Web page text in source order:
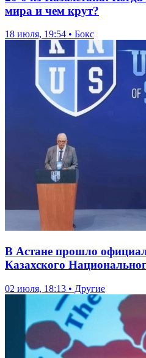
мира и чем крут?
18 июля, 19:54 • Бокс
В Астане прошло
Казахского
02 июля, 18:13 • Другие